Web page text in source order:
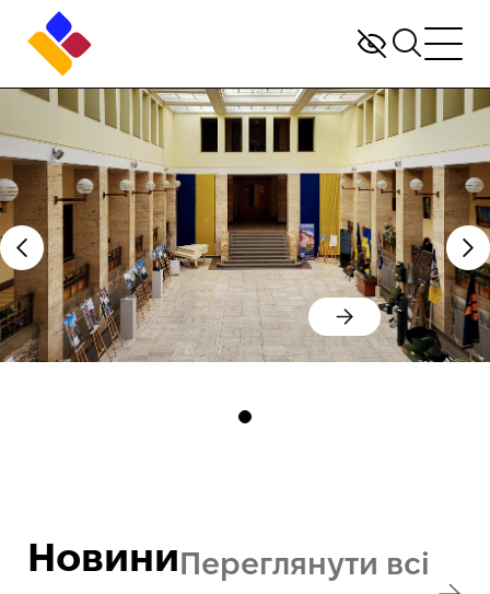
НовиниПереглянути всі